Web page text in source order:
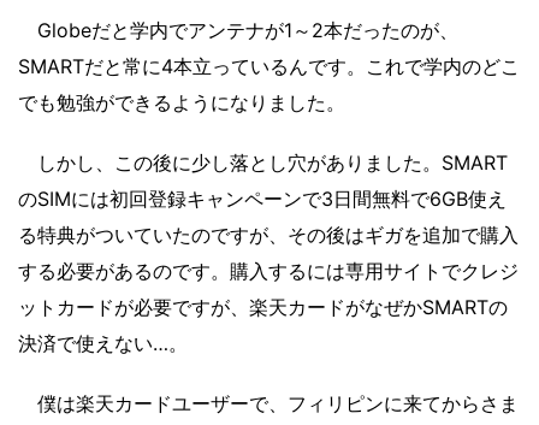
Globeだと学内でアンテナが1～2本だったのが、
SMARTだと常に4本立っているんです。これで学内のどこ
でも勉強ができるようになりました。
しかし、この後に少し落とし穴がありました。SMART
のSIMには初回登録キャンペーンで3日間無料で6GB使え
る特典がついていたのですが、その後はギガを追加で購入
する必要があるのです。購入するには専用サイトでクレジ
ットカードが必要ですが、楽天カードがなぜかSMARTの
決済で使えない…。
僕は楽天カードユーザーで、フィリピンに来てからさま